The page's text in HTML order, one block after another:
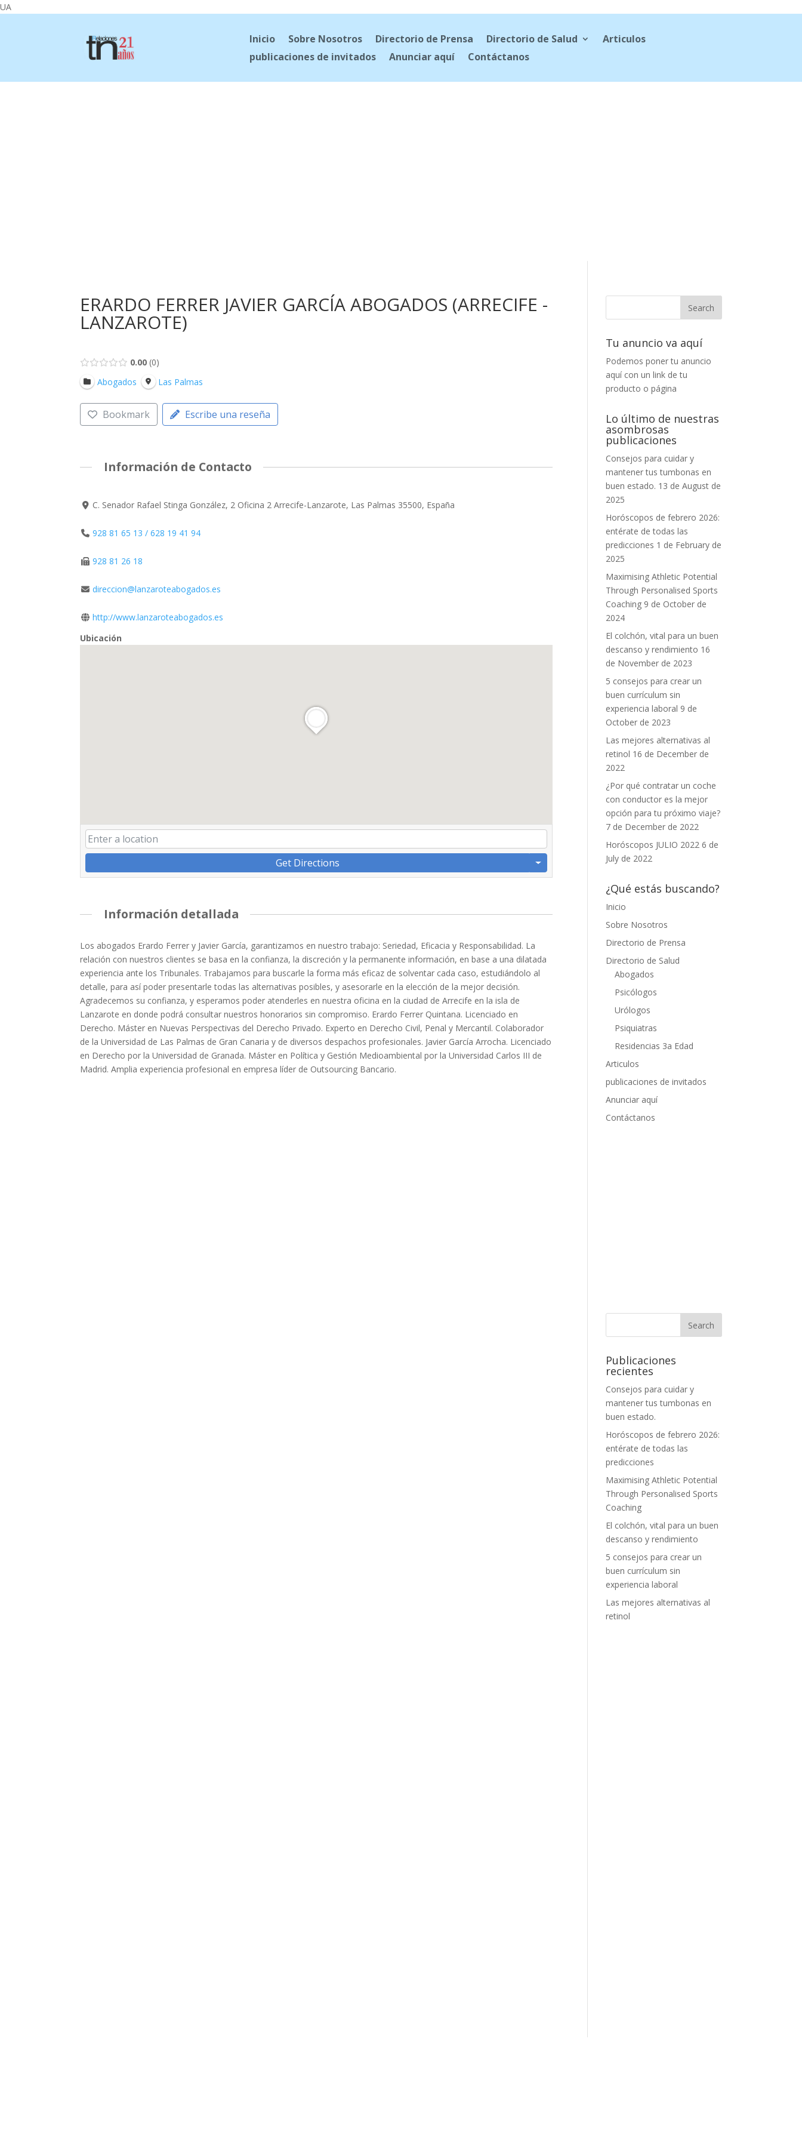
UA
Inicio Sobre Nosotros Directorio de Prensa Directorio de Salud
Articulos
publicaciones de invitados
Anunciar aquí Contáctanos
ERARDO FERRER JAVIER GARCÍA ABOGADOS (ARRECIFE -
LANZAROTE)
0.00 0
Abogados
Las Palmas
Bookmark Escribe una reseña
Información de Contacto
C. Senador Rafael Stinga González, 2 Oficina 2 Arrecife-Lanzarote, Las Palmas 35500, España
928 81 65 13 / 628 19 41 94
928 81 26 18
direccion@lanzaroteabogados.es
http://www.lanzaroteabogados.es
Ubicación
Get Directions
Información detallada
Los abogados Erardo Ferrer y Javier García, garantizamos en nuestro trabajo: Seriedad, Eficacia y Responsabilidad. La
relación con nuestros clientes se basa en la confianza, la discreción y la permanente información, en base a una dilatada
experiencia ante los Tribunales. Trabajamos para buscarle la forma más eficaz de solventar cada caso, estudiándolo al
detalle, para así poder presentarle todas las alternativas posibles, y asesorarle en la elección de la mejor decisión.
Agradecemos su confianza, y esperamos poder atenderles en nuestra oficina en la ciudad de Arrecife en la isla de
Lanzarote en donde podrá consultar nuestros honorarios sin compromiso. Erardo Ferrer Quintana. Licenciado en
Derecho. Máster en Nuevas Perspectivas del Derecho Privado. Experto en Derecho Civil, Penal y Mercantil. Colaborador
de la Universidad de Las Palmas de Gran Canaria y de diversos despachos profesionales. Javier García Arrocha. Licenciado
en Derecho por la Universidad de Granada. Máster en Política y Gestión Medioambiental por la Universidad Carlos III de
Madrid. Amplia experiencia profesional en empresa líder de Outsourcing Bancario.
Tu anuncio va aquí
Podemos poner tu anuncio
aquí con un link de tu
producto o página
Lo último de nuestras
asombrosas
publicaciones
Consejos para cuidar y
mantener tus tumbonas en
buen estado. 13 de August de
2025
Horóscopos de febrero 2026:
entérate de todas las
predicciones 1 de February de
2025
Maximising Athletic Potential
Through Personalised Sports
Coaching 9 de October de
2024
El colchón, vital para un buen
descanso y rendimiento 16
de November de 2023
5 consejos para crear un
buen currículum sin
experiencia laboral 9 de
October de 2023
Las mejores alternativas al
retinol 16 de December de
2022
¿Por qué contratar un coche
con conductor es la mejor
opción para tu próximo viaje?
7 de December de 2022
Horóscopos JULIO 2022 6 de
July de 2022
¿Qué estás buscando?
Inicio
Sobre Nosotros
Directorio de Prensa
Directorio de Salud
Abogados
Psicólogos
Urólogos
Psiquiatras
Residencias 3a Edad
Articulos
publicaciones de invitados
Anunciar aquí
Contáctanos
Publicaciones
recientes
Consejos para cuidar y
mantener tus tumbonas en
buen estado.
Horóscopos de febrero 2026:
entérate de todas las
predicciones
Maximising Athletic Potential
Through Personalised Sports
Coaching
El colchón, vital para un buen
descanso y rendimiento
5 consejos para crear un
buen currículum sin
experiencia laboral
Las mejores alternativas al
retinol